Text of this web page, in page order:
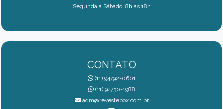
Segunda a Sábado: 8h às 18h
CONTATO
(11) 94792-0601
(11) 94730-1988
adm@revestepox.com.br